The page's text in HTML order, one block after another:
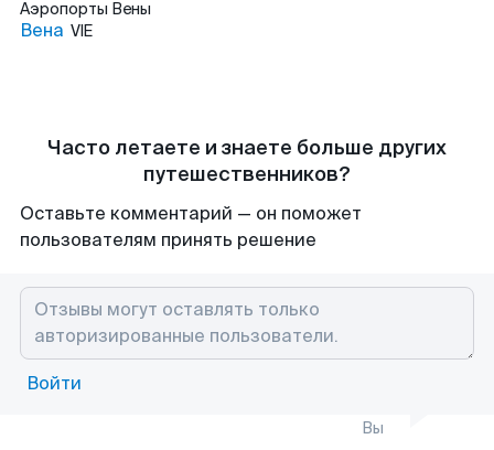
Аэропорты Вены
Вена VIE
Часто летаете и знаете больше других
путешественников?
Оставьте комментарий — он поможет
пользователям принять решение
Войти
Вы